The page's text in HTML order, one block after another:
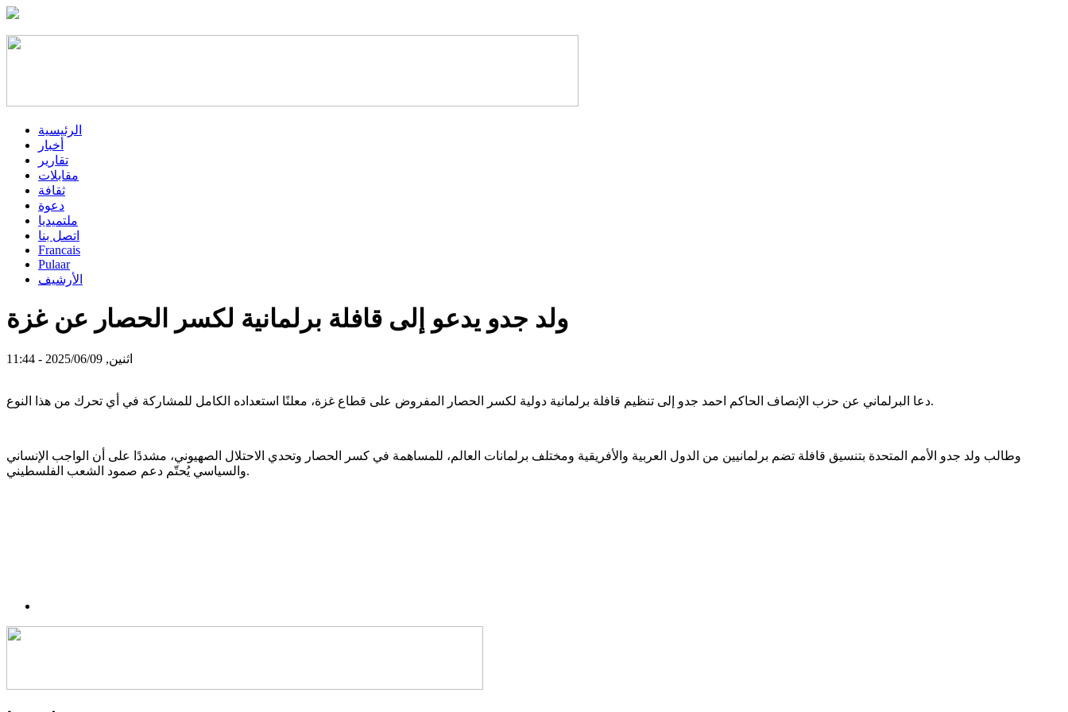
الرئيسية
أخبار
تقارير
مقابلات
ثقافة
دعوة
ملتميديا
اتصل بنا
Francais
Pulaar
الأرشيف
ولد جدو يدعو إلى قافلة برلمانية لكسر الحصار عن غزة
اثنين, 2025/06/09 - 11:44
دعا البرلماني عن حزب الإنصاف الحاكم احمد جدو إلى تنظيم قافلة برلمانية دولية لكسر الحصار المفروض على قطاع غزة، معلنًا استعداده الكامل للمشاركة في أي تحرك من هذا النوع.
وطالب ولد جدو الأمم المتحدة بتنسيق قافلة تضم برلمانيين من الدول العربية والأفريقية ومختلف برلمانات العالم، للمساهمة في كسر الحصار وتحدي الاحتلال الصهيوني، مشددًا على أن الواجب الإنساني
والسياسي يُحتّم دعم صمود الشعب الفلسطيني.